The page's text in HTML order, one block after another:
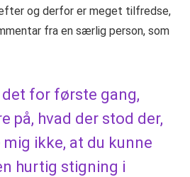
og derfor er meget tilfredse,
fra en særlig person, som
det for første gang,
på, hvad der stod der,
ikke, at du kunne
hurtig stigning i